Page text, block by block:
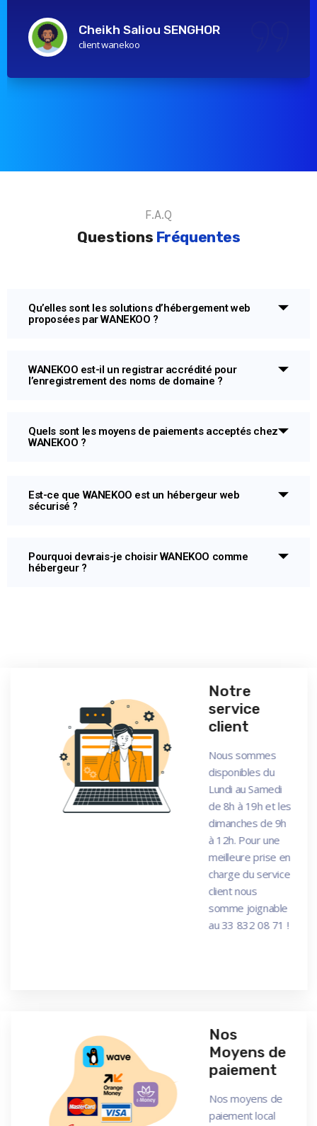
Cheikh Saliou SENGHOR
client wanekoo
F.A.Q
Questions Fréquentes
Qu’elles sont les solutions d’hébergement web
proposées par WANEKOO ?
WANEKOO est-il un registrar accrédité pour
l’enregistrement des noms de domaine ?
Quels sont les moyens de paiements acceptés chez
WANEKOO ?
Est-ce que WANEKOO est un hébergeur web
sécurisé ?
Pourquoi devrais-je choisir WANEKOO comme
hébergeur ?
Notre
service
client
Nous sommes
disponibles du
Lundi au Samedi
de 8h à 19h et les
dimanches de 9h
à 12h. Pour une
meilleure prise en
charge du service
client nous
somme joignable
au 33 832 08 71 !
Nos
Moyens de
paiement
Nos moyens de
paiement local